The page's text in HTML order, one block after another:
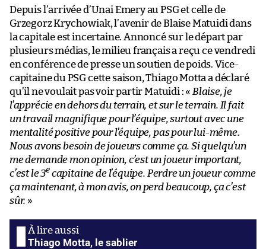
Depuis l’arrivée d’Unai Emery au PSG et celle de
Grzegorz Krychowiak, l’avenir de Blaise Matuidi dans
la capitale est incertaine. Annoncé sur le départ par
plusieurs médias, le milieu français a reçu ce vendredi
en conférence de presse un soutien de poids. Vice-
capitaine du PSG cette saison, Thiago Motta a déclaré
qu’il ne voulait pas voir partir Matuidi : « Blaise, je
l’apprécie en dehors du terrain, et sur le terrain. Il fait
un travail magnifique pour l’équipe, surtout avec une
mentalité positive pour l’équipe, pas pour lui-même.
Nous avons besoin de joueurs comme ça. Si quelqu’un
me demande mon opinion, c’est un joueur important,
c’est le 3e capitaine de l’équipe. Perdre un joueur comme
ça maintenant, à mon avis, on perd beaucoup, ça c’est
sûr. »
Thiago Motta, le sablier